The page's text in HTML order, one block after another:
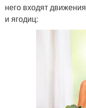
него входят
и ягодиц: